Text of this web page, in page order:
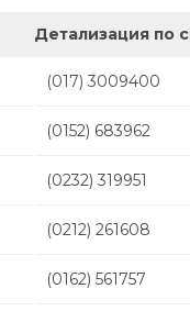
Детализация по
(017) 3009400
(0152) 683962
(0232) 319951
(0212) 261608
(0162) 561757